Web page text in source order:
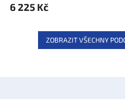
6 225 Kč
ZOBRAZIT VŠECHNY